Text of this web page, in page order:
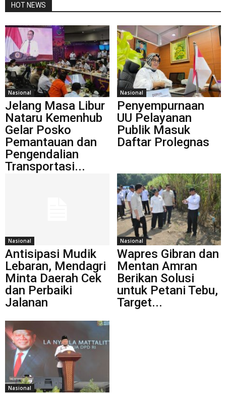
HOT NEWS
Nasional
Jelang Masa Libur
Nataru Kemenhub
Gelar Posko
Pemantauan dan
Pengendalian
Transportasi...
Nasional
Penyempurnaan
UU Pelayanan
Publik Masuk
Daftar Prolegnas
Nasional
Antisipasi Mudik
Lebaran, Mendagri
Minta Daerah Cek
dan Perbaiki
Jalanan
Nasional
Wapres Gibran dan
Mentan Amran
Berikan Solusi
untuk Petani Tebu,
Target...
Nasional